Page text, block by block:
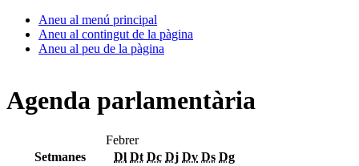
Aneu al menú principal
Aneu al contingut de la pàgina
Aneu al peu de la pàgina
Agenda parlamentària
Febrer
Setmanes
Dl Dt Dc Dj Dv Ds Dg